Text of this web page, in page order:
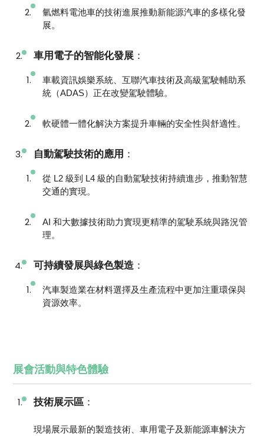
氫燃料電池車的技術進展推動新能源汽車的多樣化發
展。
車用電子的智能化發展 ：
車載資訊娛樂系統、互聯汽車技術及高級駕駛輔助系
統（ADAS）正在改變駕駛體驗。
軟硬體一體化解決方案提升車輛的安全性與舒適性。
自動駕駛技術的應用 ：
從 L2 級到 L4 級的自動駕駛技術持續進步，推動智慧
交通的實現。
AI 和大數據技術助力實現更精準的駕駛系統與路況管
理。
可持續發展與綠色製造 ：
汽車製造業在材料選擇及生產流程中更加注重環保與
資源效率。
展會活動與特色體驗
技術展示區 ：
現場展示最新的製造技術、車用電子及新能源車解決方